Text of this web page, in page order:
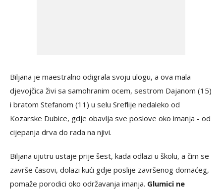
Biljana je maestralno odigrala svoju ulogu, a ova mala
djevojčica živi sa samohranim ocem, sestrom Dajanom (15)
i bratom Stefanom (11) u selu Sreflije nedaleko od
Kozarske Dubice, gdje obavlja sve poslove oko imanja - od
cijepanja drva do rada na njivi.
Biljana ujutru ustaje prije šest, kada odlazi u školu, a čim se
završe časovi, dolazi kući gdje poslije završenog domaćeg,
pomaže porodici oko održavanja imanja. Glumici ne